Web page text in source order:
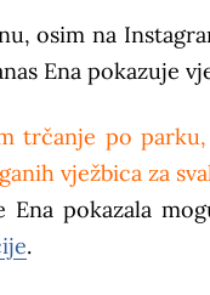
osim na
Ena pokazuje
trčanje po
vježbica za
Ena pokazala
.